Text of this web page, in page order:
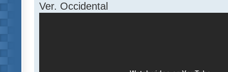
Ver. Occidental